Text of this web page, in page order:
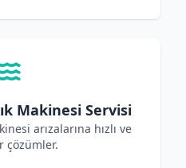
Makinesi Servisi
arızalarına hızlı ve
çözümler.